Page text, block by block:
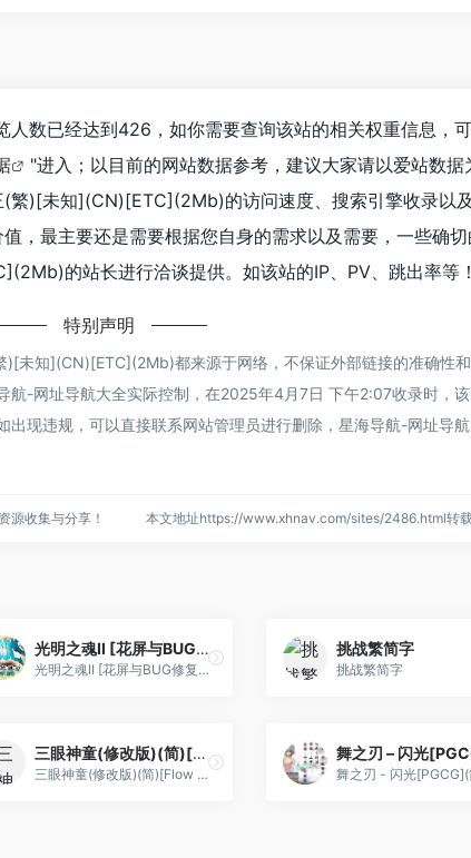
数已经达到426，如你需要查询该站的相关权重信息，
"进入；以目前的网站数据参考，建议大家请以爱站数据
繁)[未知](CN)[ETC](2Mb)的访问速度、搜索引擎收录以
，最主要还是需要根据您自身的需求以及需要，一些确切
的站长进行洽谈提供。如该站的IP、PV、跳出率等！
特别声明
未知](CN)[ETC](2Mb)都来源于网络，不保证外部链接的准确性
航-网址导航大全实际控制，在2025年4月7日 下午2:07收录时，
出现违规，可以直接联系网站管理员进行删除，星海导航-网址导
源收集与分享！ 本文地址https://www.xhnav.com/sites/2486.html转
光明之魂II [花屏与BUG修复版][PGCG+suni007](简)(JP)(256Mb)
光明之魂II [花屏与BUG修复版][PGCG+suni007](简)(JP)(256Mb)
挑战繁简字
挑战繁简字
三眼神童(修改版)(简)[Flow Wolf](JP)[ACT](2Mb)
三眼神童(修改版)(简)[Flow Wolf](JP)[ACT](2Mb)